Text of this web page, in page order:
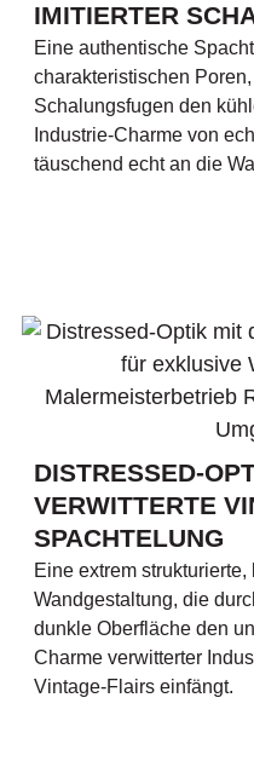
IMITIERTER
Eine authentische
charakteristischen
Schalungsfugen den
Industrie-Charme von
täuschend echt an die
DISTRESSED-
VERWITTERTE
SPACHTELUNG
Eine extrem
Wandgestaltung, die
dunkle Oberfläche den
Charme verwitterter
Vintage-Flairs einfängt.